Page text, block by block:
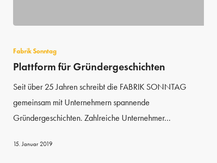
für
Gründergeschichten
Fabrik Sonntag
Plattform für Gründergeschichten
Seit über 25 Jahren schreibt die FABRIK SONNTAG
gemeinsam mit Unternehmern spannende
Gründergeschichten. Zahlreiche Unternehmer…
15. Januar 2019